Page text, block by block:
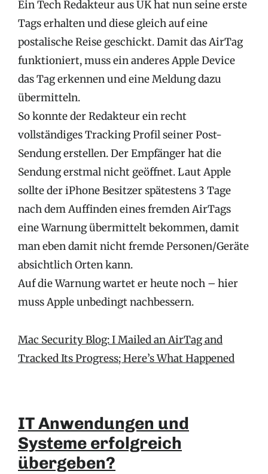
Ein Tech Redakteur aus UK hat nun seine erste
Tags erhalten und diese gleich auf eine
postalische Reise geschickt. Damit das AirTag
funktioniert, muss ein anderes Apple Device
das Tag erkennen und eine Meldung dazu
übermitteln.
So konnte der Redakteur ein recht
vollständiges Tracking Profil seiner Post-
Sendung erstellen. Der Empfänger hat die
Sendung erstmal nicht geöffnet. Laut Apple
sollte der iPhone Besitzer spätestens 3 Tage
nach dem Auffinden eines fremden AirTags
eine Warnung übermittelt bekommen, damit
man eben damit nicht fremde Personen/Geräte
absichtlich Orten kann.
Auf die Warnung wartet er heute noch – hier
muss Apple unbedingt nachbessern.
Mac Security Blog: I Mailed an AirTag and
Tracked Its Progress; Here’s What Happened
IT Anwendungen und
Systeme erfolgreich
übergeben?